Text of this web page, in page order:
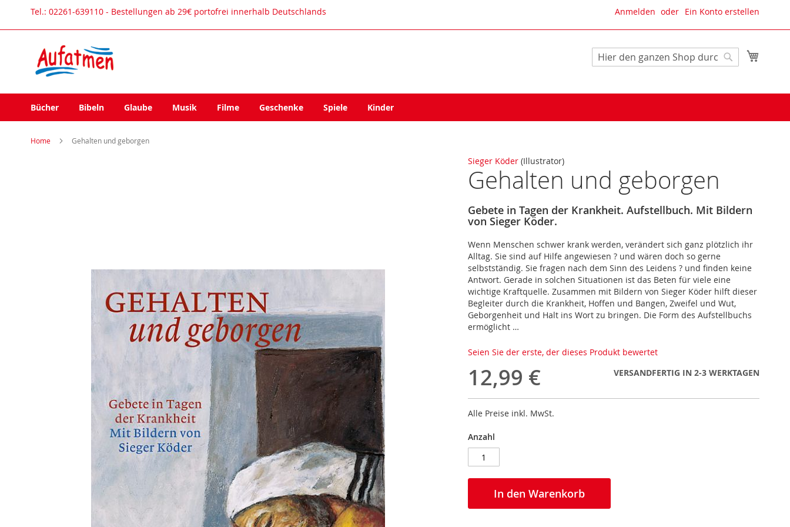
Direkt
Anmelden Ein Konto erstellen
Tel.: 02261-639110 - Bestellungen ab 29€ portofrei innerhalb Deutschlands
Suche
Bücher Bibeln Glaube Musik Filme Geschenke Spiele Kinder
Home Gehalten und geborgen
Sieger Köder (Illustrator)
Gehalten und geborgen
Gebete in Tagen der Krankheit. Aufstellbuch. Mit Bildern
von Sieger Köder.
Wenn Menschen schwer krank werden, verändert sich ganz plötzlich ihr
Alltag. Sie sind auf Hilfe angewiesen ? und wären doch so gerne
selbstständig. Sie fragen nach dem Sinn des Leidens ? und finden keine
Antwort. Gerade in solchen Situationen ist das Beten für viele eine
wichtige Kraftquelle. Zusammen mit Bildern von Sieger Köder hilft dieser
Begleiter durch die Krankheit, Hoffen und Bangen, Zweifel und Wut,
Geborgenheit und Halt ins Wort zu bringen. Die Form des Aufstellbuchs
ermöglicht …
Seien Sie der erste, der dieses Produkt bewertet
12,99 € VERSANDFERTIG IN 2-3 WERKTAGEN
Alle Preise inkl. MwSt.
Anzahl
In den Warenkorb